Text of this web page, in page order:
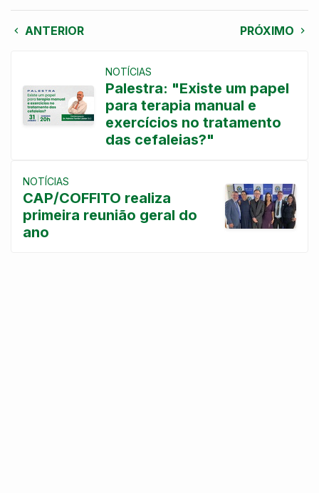
ANTERIOR PRÓXIMO
NOTÍCIAS
Palestra: "Existe um papel
para terapia manual e
exercícios no tratamento
das cefaleias?"
NOTÍCIAS
CAP/COFFITO realiza
primeira reunião geral do
ano